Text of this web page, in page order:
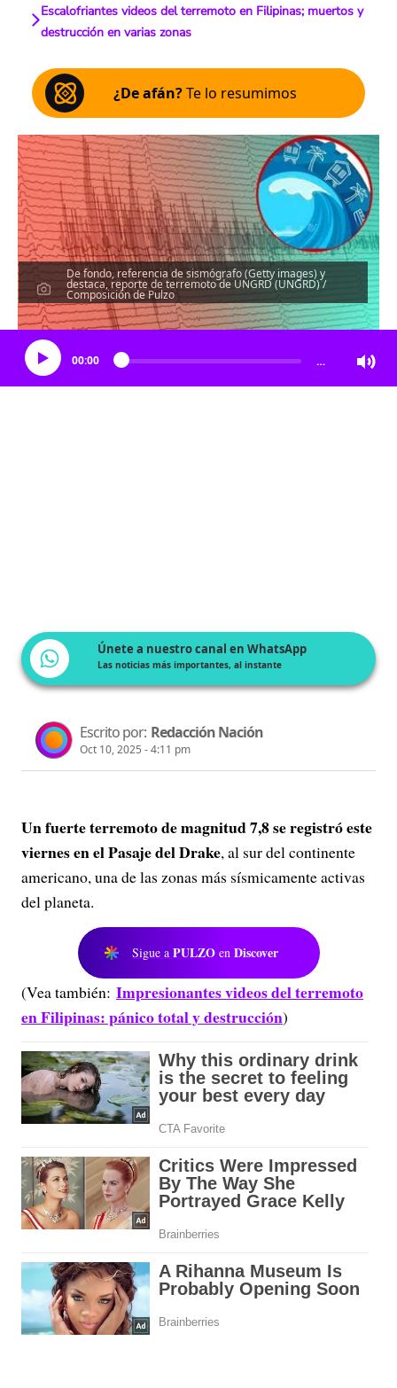
Escalofriantes videos del terremoto en Filipinas; muertos y
destrucción en varias zonas
¿De afán?Te lo resumimos
De fondo, referencia de sismógrafo (Getty images) y
destaca, reporte de terremoto de UNGRD (UNGRD) /
Composición de Pulzo
Escucha el artículo
00:00 …
Únete a nuestro canal en WhatsApp
Las noticias más importantes, al instante
Escrito por: Redacción Nación
Oct 10, 2025 - 4:11 pm
Un fuerte terremoto de magnitud 7,8 se registró este
viernes en el Pasaje del Drake, al sur del continente
americano, una de las zonas más sísmicamente activas
del planeta.
Sigue a PULZO en Discover
(Vea también: Impresionantes videos del terremoto
en Filipinas: pánico total y destrucción)